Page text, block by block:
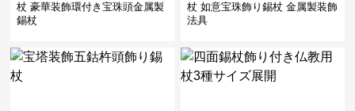
杖 豪華装飾環付き宝珠頭金属製
錫杖
杖 如意宝珠飾り錫杖 金属製装飾
法具